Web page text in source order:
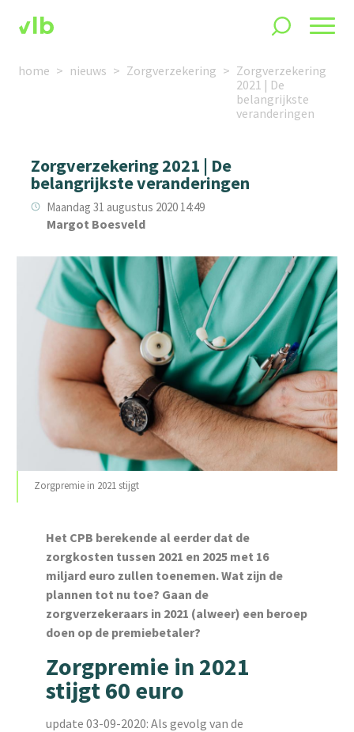
home nieuws Zorgverzekering
Zorgverzekering
2021 | De
belangrijkste
veranderingen
Zorgverzekering 2021 | De
belangrijkste veranderingen
Maandag 31 augustus 2020 14:49
Margot Boesveld
Zorgpremie in 2021 stijgt
Het CPB berekende al eerder dat de
zorgkosten tussen 2021 en 2025 met 16
miljard euro zullen toenemen. Wat zijn de
plannen tot nu toe? Gaan de
zorgverzekeraars in 2021 (alweer) een beroep
doen op de premiebetaler?
Zorgpremie in 2021
stijgt 60 euro
update 03-09-2020: Als gevolg van de